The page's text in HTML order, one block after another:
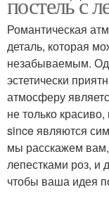
Романтическая
деталь, которая
незабываемым.
эстетически
атмосферу
не только
since являются
мы расскажем вам,
лепестками роз, и
чтобы ваша идея